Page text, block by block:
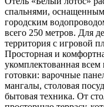
спальнями,
городским
всего 250 метров. Для
территория с игровой
Просторная и
укомплектованная
готовки: варочные
мангалы, столовая
бытовая техника. От